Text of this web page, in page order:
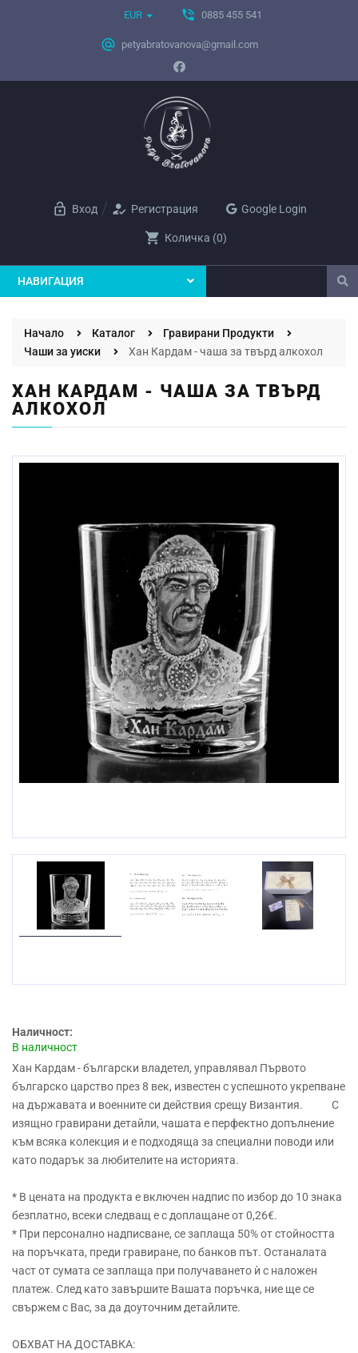
EUR phone_in_talk 0885 455 541
alternate_email petyabratovanova@gmail.com
lock_open Вход how_to_reg Регистрация Google Login
shopping_cart Количка (0)
НАВИГАЦИЯ
Начало Каталог
Гравирани Продукти
Чаши за уиски
Хан Кардам - чаша за твърд алкохол
ХАН КАРДАМ - ЧАША ЗА ТВЪРД
АЛКОХОЛ
Наличност:
В наличност
Хан Кардам - български владетел, управлявал Първото
българско царство през 8 век, известен с успешното укрепване
на държавата и военните си действия срещу Византия. С
изящно гравирани детайли, чашата е перфектно допълнение
към всяка колекция и е подходяща за специални поводи или
като подарък за любителите на историята.
* В цената на продукта е включен надпис по избор до 10 знака
безплатно, всеки следващ е с доплащане от 0,26€.
* При персонално надписване, се заплаща 50% от стойността
на поръчката, преди гравиране, по банков път. Останалата
част от сумата се заплаща при получаването ѝ с наложен
платеж. След като завършите Вашата поръчка, ние ще се
свържем с Вас, за да доуточним детайлите.
ОБХВАТ НА ДОСТАВКА: